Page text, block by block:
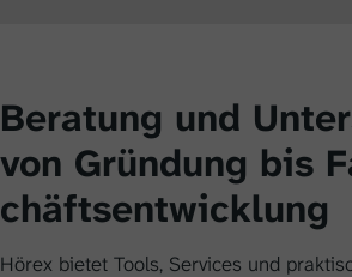
Beratung und
von Grün­dung bis
chäfts­ent­wicklung
Hörex bietet Tools, Services und